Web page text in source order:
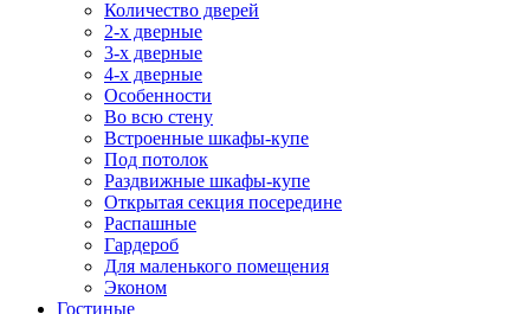
Количество дверей
2-х дверные
3-х дверные
4-х дверные
Особенности
Во всю стену
Встроенные шкафы-купе
Под потолок
Раздвижные шкафы-купе
Открытая секция посередине
Распашные
Гардероб
Для маленького помещения
Эконом
Гостиные